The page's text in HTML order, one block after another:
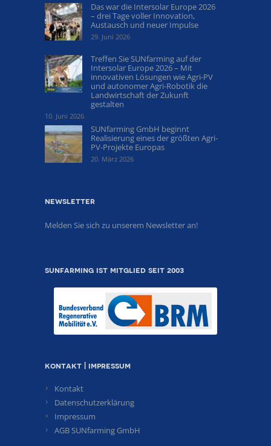
Das war die Intersolar Europe 2026
– drei Tage voller Innovation,
Austausch und neuer Impulse
29. Juni 2026
Treffen Sie SUNfarming auf der
Intersolar Europe 2026 – Mit
innovativen Lösungen wie Agri-PV
und autonomer Agri-Robotik die
Landwirtschaft der Zukunft
gestalten
10. Juni 2026
SUNfarming GmbH beginnt
Realisierung eines der größten Agri-
PV-Projekte Europas
20. März 2026
newsletter
Melden Sie sich zu unserem Newsletter an!
sunfarming ist mitglied seit 2003
kontakt | impressum
Kontakt
Datenschutzerklärung
Impressum
AGB SUNfarming GmbH